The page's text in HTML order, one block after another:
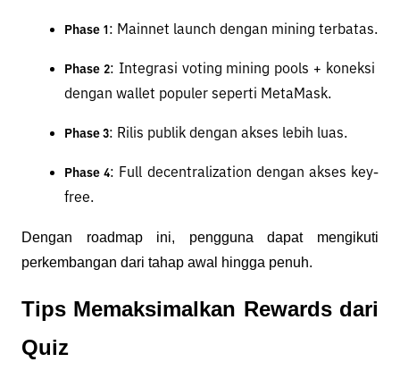
Phase 1 : Mainnet launch dengan mining terbatas.
Phase 2: Integrasi voting mining pools + koneksi
dengan wallet populer seperti MetaMask.
Phase 3: Rilis publik dengan akses lebih luas.
Phase 4: Full decentralization dengan akses key-
free.
Dengan roadmap ini, pengguna dapat mengikuti
perkembangan dari tahap awal hingga penuh.
Tips Memaksimalkan Rewards dari
Quiz